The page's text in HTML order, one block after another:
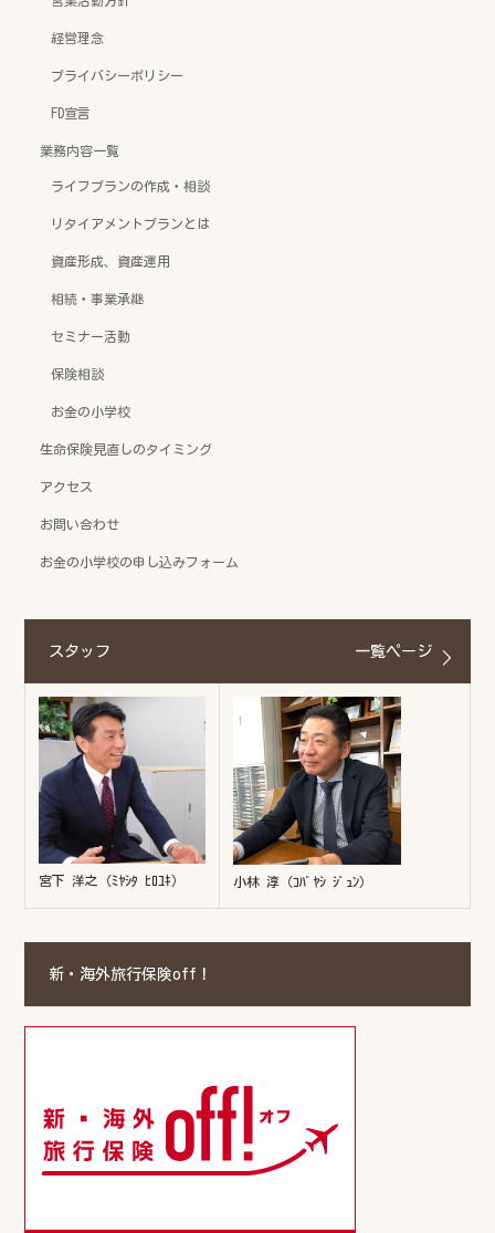
経営理念
プライバシーポリシー
FD宣言
業務内容一覧
ライフプランの作成・相談
リタイアメントプランとは
資産形成、資産運用
相続・事業承継
セミナー活動
保険相談
お金の小学校
生命保険見直しのタイミング
アクセス
お問い合わせ
お金の小学校の申し込みフォーム
スタッフ 一覧ページ
宮下 洋之（ﾐﾔｼﾀ ﾋﾛﾕｷ） 小林 淳（ｺﾊﾞﾔｼ ｼﾞｭﾝ）
新・海外旅行保険off！